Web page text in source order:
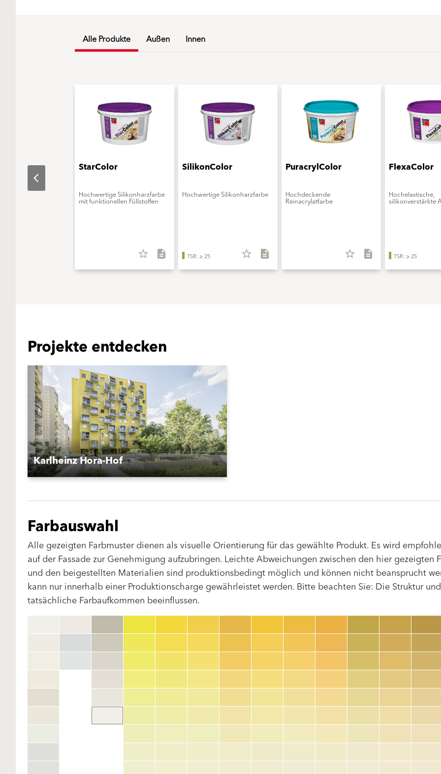
Alle Produkte Außen Innen
StarColor
Hochwertige Silikonharzfarbe
mit funktionellen Füllstoffen
star_border description
SilikonColor
Hochwertige Silikonharzfarbe
TSR: ≥ 25 star_border description
PuracrylColor
Hochdeckende
Reinacrylatfarbe
star_border description
FlexaColor
Hochelastische,
silikonverstärkte
TSR: ≥ 25
Projekte entdecken
Karlheinz Hora-Hof
Farbauswahl
Alle gezeigten Farbmuster dienen als visuelle Orientierung für das gewählte Produkt. Es wird
auf der Fassade zur Genehmigung aufzubringen. Leichte Abweichungen zwischen den hier gezeigten
und den beigestellten Materialien sind produktionsbedingt möglich und können nicht beansprucht
kann nur innerhalb einer Produktionscharge gewährleistet werden. Bitte beachten Sie: Die Struktur
tatsächliche Farbaufkommen beeinflussen.
color_name
HEX:hex_code
HBW:hbw_code